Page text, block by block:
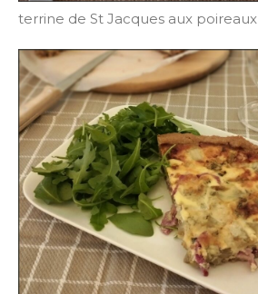
terrine de St Jacques aux poireaux